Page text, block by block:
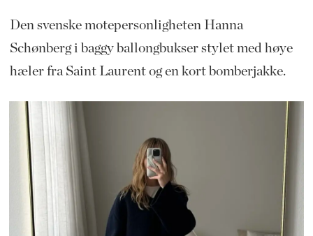
Den svenske motepersonligheten Hanna
Schønberg i baggy ballongbukser stylet med høye
hæler fra Saint Laurent og en kort bomberjakke.